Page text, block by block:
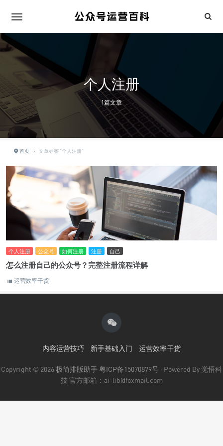
个人注册
1篇文章
首页 › 文章标签 "个人注册"
个人注册 公众号 如何注册 注册 自己
怎么注册自己的公众号？完整注册流程详解
运营效率干货
内容运营技巧 新手基础入门 运营效率干货
Copyright © 2026极简排版助手粤ICP备15070879号 · Powered By 觉悟科
技 官方邮箱：ai-lib@foxmail.com